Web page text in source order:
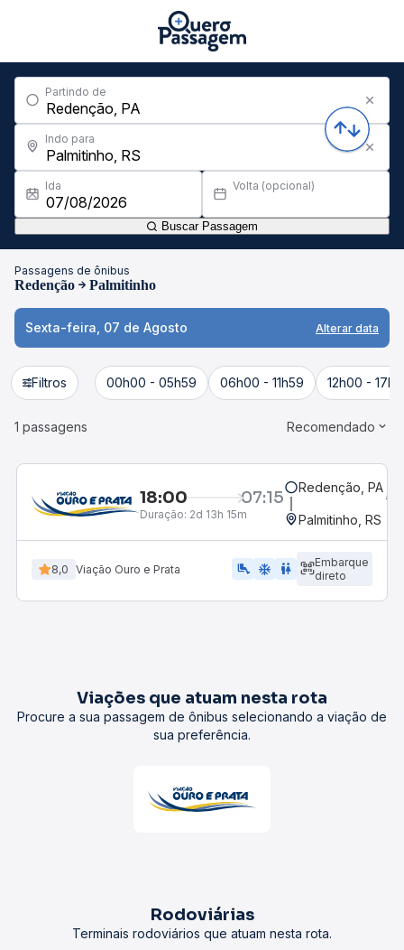
Partindo de
Indo para
Ida Volta (opcional)
Buscar Passagem
Passagens de ônibus
Redenção Palmitinho
Sexta-feira, 07 de Agosto Alterar data
Filtros 00h00 - 05h59 06h00 - 11h59 12h00 -
1 passagens Recomendado
18:00 07:15
Duração: 2d 13h 15m
Redenção, PA
Palmitinho, RS
8,0 Viação Ouro e Prata airline_seat_legroom_extra ac_unit WC
Embarque
direto
Viações que atuam nesta rota
Procure a sua passagem de ônibus selecionando a viação de
sua preferência.
Rodoviárias
Terminais rodoviários que atuam nesta rota.